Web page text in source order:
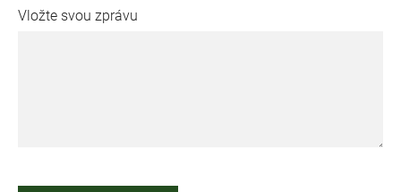
Vložte svou zprávu